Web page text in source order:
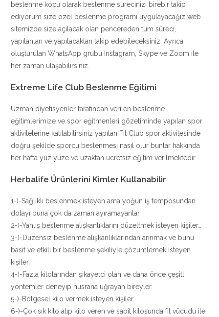
beslenme koçu olarak beslenme sürecinizi birebir takip
ediyorum size özel beslenme programı uygulayacağız web
sitemizde size açılacak olan pencereden tüm süreci,
yapılanları ve yapılacakları takip edebileceksiniz. Ayrıca
oluşturulan WhatsApp grubu Instagram, Skype ve Zoom ile
her zaman ulaşabilirsiniz.
Extreme Life Club Beslenme Eğitimi
Uzman diyetisyenler tarafından verilen beslenme
eğitimlerimize ve spor eğitmenleri gözetiminde yapılan spor
aktivitelerine katılabilirsiniz yapılan Fit Club spor aktivitesinde
doğru şekilde sporcu beslenmesi nasıl olur bunlar hakkında
her hafta yüz yüze ve uzaktan ücretsiz eğitim verilmektedir.
Herbalife Ürünlerini Kimler Kullanabilir
1-)-Sağlıklı beslenmek isteyen ama yoğun iş temposundan
dolayı buna çok da zaman ayıramayanlar…
2-)-Yanlış beslenme alışkanlıklarını düzeltmek isteyen kişiler…
3-)-Düzensiz beslenme alışkanlıklarından arınmak ve bunu
basit ve etkili bir beslenme şekiliyle çözümlemek isteyen
kişiler.
4-)-Fazla kilolarından şikayetci olan ve daha önce çeşitli
yöntemler deneyip hüsrana uğrayan bireyler.
5-)-Bölgesel kilo vermek isteyen kişiler.
6-)-Çok sık kilo alıp kilo veren ve sabit kilosunda fit vücudu ile